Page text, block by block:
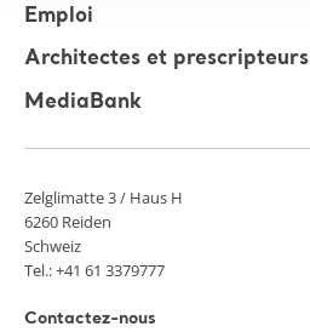
Emploi
Architectes et prescripteurs
MediaBank
Zelglimatte 3 / Haus H
6260 Reiden
Schweiz
Tel.: +41 61 3379777
Contactez-nous